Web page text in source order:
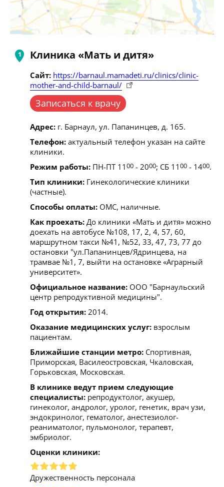
Клиника «Мать и дитя»
Сайт: https://barnaul.mamadeti.ru/clinics/clinic-
mother-and-child-barnaul/
Записаться к врачу
Адрес: г. Барнаул, ул. Папанинцев, д. 165.
Телефон: актуальный телефон указан на сайте
клиники.
Режим работы: ПН-ПТ 1100 - 2000; СБ 1100 - 1400.
Тип клиники: Гинекологические клиники
(частные).
Способы оплаты: ОМС, наличные.
Как проехать: До клиники «Мать и дитя» можно
доехать на автобусе №108, 17, 2, 4, 57, 60,
маршрутном такси №41, №52, 33, 47, 73, 77 до
остановки "ул.Папанинцев/Ядринцева, на
трамвае №1, 7, выйти на остановке «Аграрный
университет».
Официальное название: ООО "Барнаульский
центр репродуктивной медицины".
Год открытия: 2014.
Оказание медицинских услуг: взрослым
пациентам.
Ближайшие станции метро: Спортивная,
Приморская, Василеостровская, Чкаловская,
Горьковская, Московская.
В клинике ведут прием следующие
специалисты: репродуктолог, акушер,
гинеколог, андролог, уролог, генетик, врач узи,
эндокринолог, гематолог, анестезиолог-
реаниматолог, пульмонолог, терапевт,
эмбриолог.
Оценки клиники:
Дружественность персонала